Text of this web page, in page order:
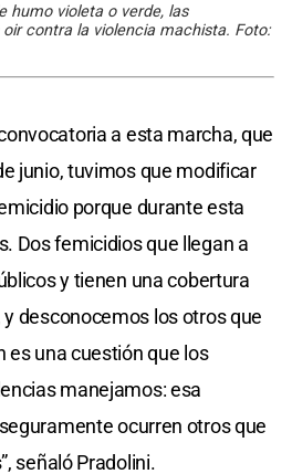
humo violeta o verde, las
contra la violencia machista. Foto:
a esta marcha, que
junio, tuvimos que modificar
porque durante esta
Dos femicidios que llegan a
y tienen una cobertura
desconocemos los otros que
es una cuestión que los
manejamos: esa
ocurren otros que
señaló Pradolini.